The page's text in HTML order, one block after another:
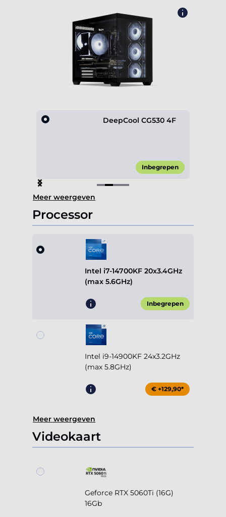
DeepCool CG530 4F
Inbegrepen
Item
2
of
4
Meer weergeven
Processor
Intel i7-14700KF 20x3.4GHz
(max 5.6GHz)
Inbegrepen
Intel i9-14900KF 24x3.2GHz
(max 5.8GHz)
€ +129,90*
Meer weergeven
Videokaart
Geforce RTX 5060Ti (16G)
16Gb